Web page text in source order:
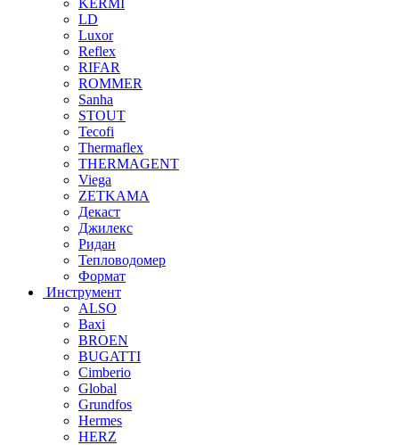
LD
Luxor
Reflex
RIFAR
ROMMER
Sanha
STOUT
Tecofi
Thermaflex
THERMAGENT
Viega
ZETKAMA
Декаст
Джилекс
Ридан
Тепловодомер
Формат
Инструмент
ALSO
Baxi
BROEN
BUGATTI
Cimberio
Global
Grundfos
Hermes
HERZ